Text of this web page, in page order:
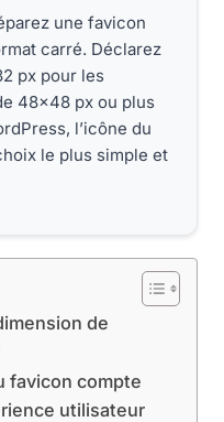
une favicon
carré. Déclarez
px pour les
48×48 px ou plus
l’icône du
le plus simple et
de
favicon compte
utilisateur